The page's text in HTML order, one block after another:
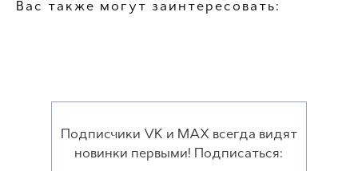
Вас также могут заинтересовать:
Подписчики VK и MAX всегда видят
новинки первыми! Подписаться: